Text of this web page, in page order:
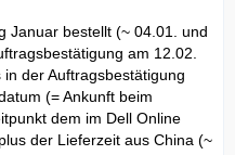
Januar bestellt (~ 04.01. und
am 12.02.
der Auftragsbestätigung
(= Ankunft beim
dem im Dell Online
der Lieferzeit aus China (~